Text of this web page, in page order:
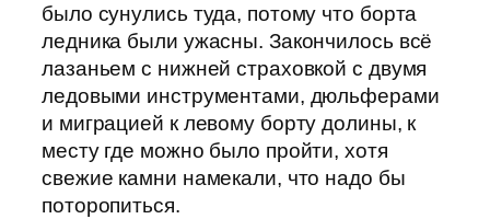
было сунулись туда, потому что борта
ледника были ужасны. Закончилось всё
лазаньем с нижней страховкой с двумя
ледовыми инструментами, дюльферами
и миграцией к левому борту долины, к
месту где можно было пройти, хотя
свежие камни намекали, что надо бы
поторопиться.